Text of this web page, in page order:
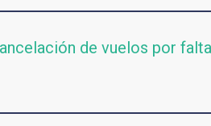
de vuelos por